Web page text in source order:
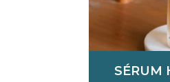
SÉRUM